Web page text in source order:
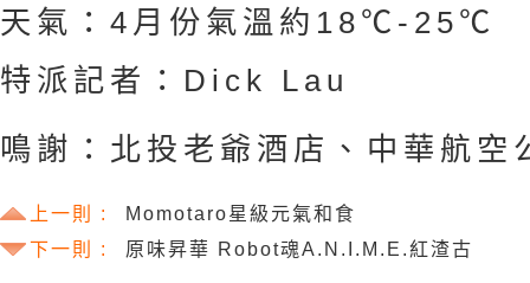
天氣：4月份氣溫約18℃-25℃
特派記者：Dick Lau
鳴謝：北投老爺酒店、中華航空
上一則 :
Momotaro星級元氣和食
下一則 :
原味昇華 Robot魂A.N.I.M.E.紅渣古